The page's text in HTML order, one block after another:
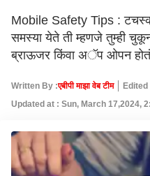
Mobile Safety Tips :
समस्या येते ती म्हणजे तुम्ही
ब्राऊजर किंवा अॅप ओपन होतं.
Written By :एबीपी माझा वेब टीम
Edited
Updated at : Sun, March 17,2024,